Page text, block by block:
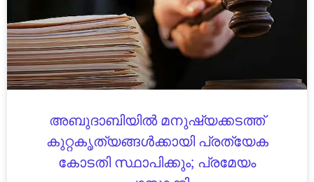
അബുദാബിയിൽ മനുഷ്യക്കടത്ത്
കുറ്റകൃത്യങ്ങൾക്കായി പ്രത്യേക
കോടതി സ്ഥാപിക്കും; പ്രമേയം